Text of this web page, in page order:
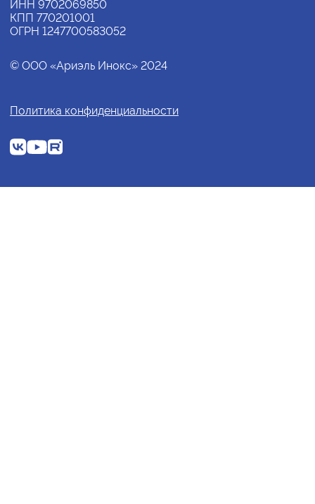
ИНН 9702069850
КПП 770201001
ОГРН 1247700583052
© ООО «Ариэль Инокс» 2024
Политика конфиденциальности